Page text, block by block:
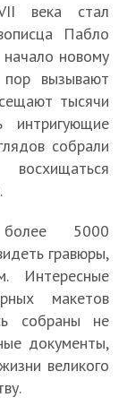
века стал
Пабло
новому
вызывают
тысячи
интригующие
собрали
5000
гравюры,
Интересные
макетов
собраны не
документы,
великого